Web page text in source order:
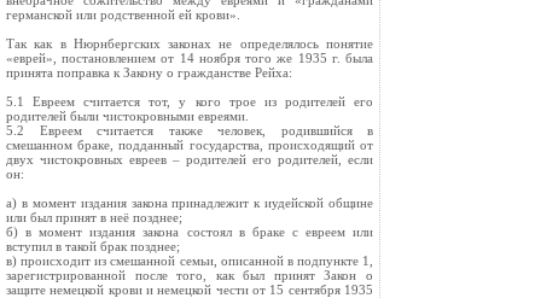
германской или родственной ей крови».
Так как в Нюрнбергских законах не определялось понятие
«еврей», постановлением от 14 ноября того же 1935 г. была
принята поправка к Закону о гражданстве Рейха:
5.1 Евреем считается тот, у кого трое из родителей его
родителей были чистокровными евреями.
5.2 Евреем считается также человек, родившийся в
смешанном браке, подданный государства, происходящий от
двух чистокровных евреев – родителей его родителей, если
он:
а) в момент издания закона принадлежит к иудейской общине
или был принят в неё позднее;
б) в момент издания закона состоял в браке с евреем или
вступил в такой брак позднее;
в) происходит из смешанной семьи, описанной в подпункте 1,
зарегистрированной после того, как был принят Закон о
защите немецкой крови и немецкой чести от 15 сентября 1935